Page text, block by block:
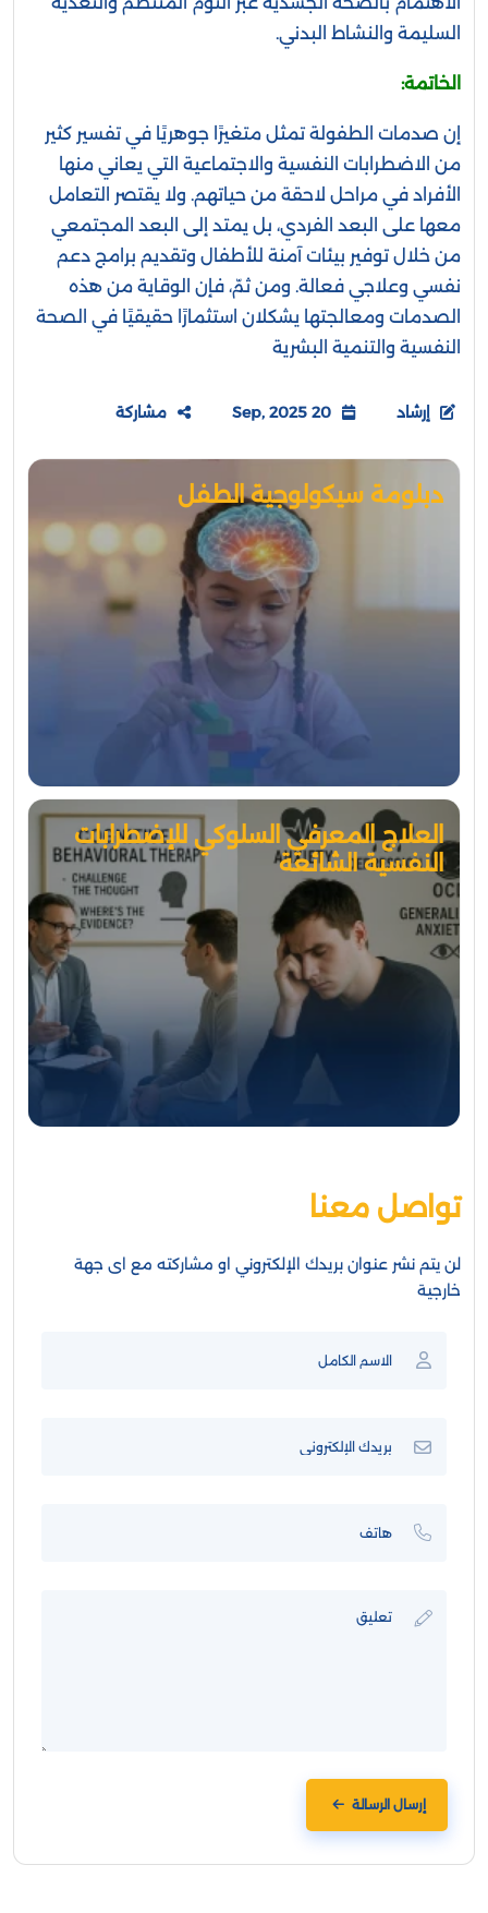
السليمة والنشاط البدني.
الخاتمة:
إن صدمات الطفولة تمثل متغيرًا جوهريًا في تفسير كثير
من الاضطرابات النفسية والاجتماعية التي يعاني منها
الأفراد في مراحل لاحقة من حياتهم. ولا يقتصر التعامل
معها على البعد الفردي، بل يمتد إلى البعد المجتمعي
من خلال توفير بيئات آمنة للأطفال وتقديم برامج دعم
نفسي وعلاجي فعالة. ومن ثمّ، فإن الوقاية من هذه
الصدمات ومعالجتها يشكلان استثمارًا حقيقيًا في الصحة
النفسية والتنمية البشرية
إرشاد مشاركة
دبلومة سيكولوجية الطفل
العلاج المعرفي السلوكي للإضطرابات
النفسية الشائعة
تواصل معنا
لن يتم نشر عنوان بريدك الإلكتروني او مشاركته مع اى جهة
خارجية
إرسال الرسالة